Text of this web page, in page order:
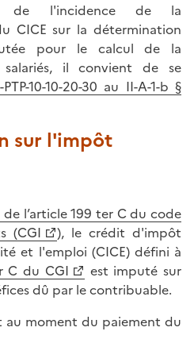
de l'incidence de la
CICE sur la détermination
pour le calcul de la
il convient de se
PTP-10-10-20-30 au II-A-1-b §
sur l'impôt
de l’article 199 ter C du code
(CGI
), le crédit d'impôt
et l'emploi (CICE) défini à
C du CGI
est imputé sur
dû par le contribuable.
au moment du paiement du